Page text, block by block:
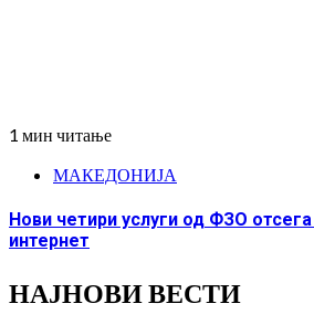
1 мин читање
МАКЕДОНИЈА
Нови четири услуги од ФЗО
интернет
НАЈНОВИ ВЕСТИ